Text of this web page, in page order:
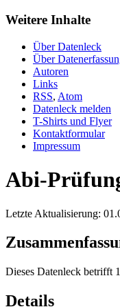
Weitere Inhalte
Über Datenleck
Über
Autoren
Links
RSS, Atom
Datenleck melden
T-Shirts und Flyer
Kontaktformular
Impressum
Abi-
Letzte Aktualisierung:
Dieses Datenleck betrifft
Details